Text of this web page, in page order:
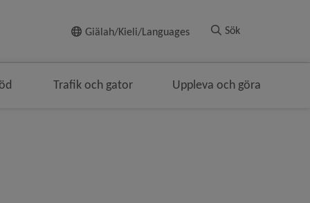
Giälah/Kieli/Languages Sök
Trafik och gator Uppleva och göra